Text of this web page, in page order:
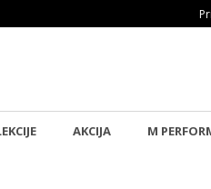
AKCIJA M